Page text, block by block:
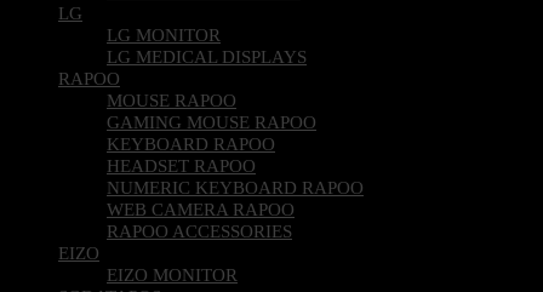
LG
LG MONITOR
LG MEDICAL DISPLAYS
RAPOO
MOUSE RAPOO
GAMING MOUSE RAPOO
KEYBOARD RAPOO
HEADSET RAPOO
NUMERIC KEYBOARD RAPOO
WEB CAMERA RAPOO
RAPOO ACCESSORIES
EIZO
EIZO MONITOR